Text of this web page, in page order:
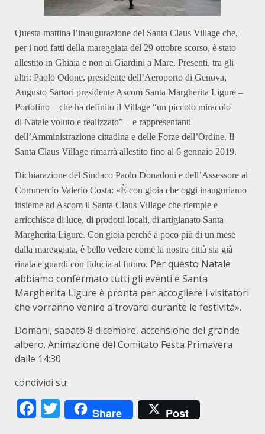
Questa mattina l’inaugurazione del Santa Claus Village che,
per i noti fatti della mareggiata del 29 ottobre scorso, è stato
allestito in Ghiaia e non ai Giardini a Mare. Presenti, tra gli
altri: Paolo Odone, presidente dell’Aeroporto di Genova,
Augusto Sartori presidente Ascom Santa Margherita Ligure –
Portofino – che ha definito il Village “un piccolo miracolo
di Natale voluto e realizzato” – e rappresentanti
dell’Amministrazione cittadina e delle Forze dell’Ordine. Il
Santa Claus Village rimarrà allestito fino al 6 gennaio 2019.
Dichiarazione del Sindaco Paolo Donadoni e dell’Assessore al
Commercio Valerio Costa: «È con gioia che oggi inauguriamo
insieme ad Ascom il Santa Claus Village che riempie e
arricchisce di luce, di prodotti locali, di artigianato Santa
Margherita Ligure. Con gioia perché a poco più di un mese
dalla mareggiata, è bello vedere come la nostra città sia già
rinata e guardi con fiducia al futuro. Per questo Natale
abbiamo confermato tutti gli eventi e Santa
Margherita Ligure è pronta per accogliere i visitatori
che vorranno venire a trovarci durante le festività».
Domani, sabato 8 dicembre, accensione del grande
albero. Animazione del Comitato Festa Primavera
dalle 14:30
condividi su:
Facebook
Twitter
Share Post